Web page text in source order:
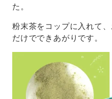
た。
粉末茶をコップに入れて
だけでできあがりです。